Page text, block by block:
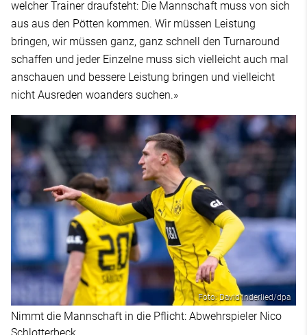
welcher Trainer draufsteht: Die Mannschaft muss von sich
aus aus den Pötten kommen. Wir müssen Leistung
bringen, wir müssen ganz, ganz schnell den Turnaround
schaffen und jeder Einzelne muss sich vielleicht auch mal
anschauen und bessere Leistung bringen und vielleicht
nicht Ausreden woanders suchen.»
Foto: David Inderlied/dpa
Nimmt die Mannschaft in die Pflicht: Abwehrspieler Nico